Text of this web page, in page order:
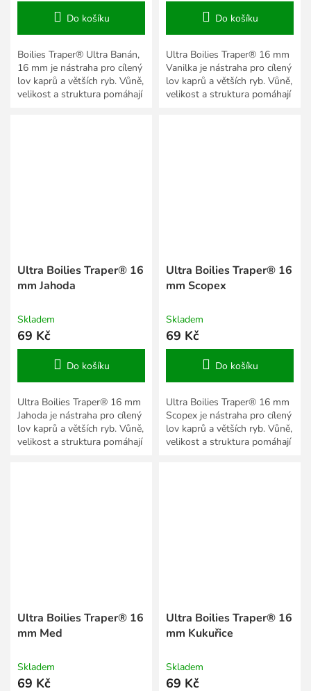
Do košíku
Boilies Traper® Ultra Banán,
16 mm je nástraha pro cílený
lov kaprů a větších ryb. Vůně,
velikost a struktura pomáhají
Do košíku
Ultra Boilies Traper® 16 mm
Vanilka je nástraha pro cílený
lov kaprů a větších ryb. Vůně,
velikost a struktura pomáhají
Ultra Boilies Traper® 16
mm Jahoda
Skladem
69 Kč
Do košíku
Ultra Boilies Traper® 16 mm
Jahoda je nástraha pro cílený
lov kaprů a větších ryb. Vůně,
velikost a struktura pomáhají
Ultra Boilies Traper® 16
mm Scopex
Skladem
69 Kč
Do košíku
Ultra Boilies Traper® 16 mm
Scopex je nástraha pro cílený
lov kaprů a větších ryb. Vůně,
velikost a struktura pomáhají
Ultra Boilies Traper® 16
mm Med
Skladem
69 Kč
Ultra Boilies Traper® 16
mm Kukuřice
Skladem
69 Kč